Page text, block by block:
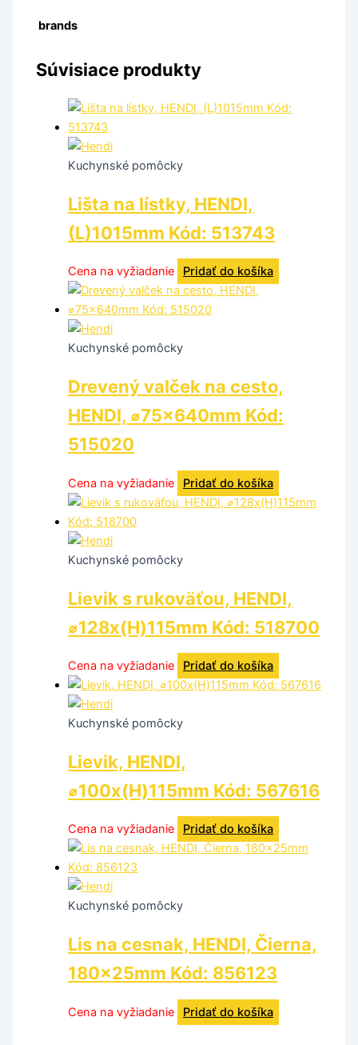
brands
Súvisiace produkty
Kuchynské pomôcky
Lišta na lístky, HENDI,
(L)1015mm Kód: 513743
Cena na vyžiadanie Pridať do košíka
Kuchynské pomôcky
Drevený valček na cesto,
HENDI, ⌀75x640mm Kód:
515020
Cena na vyžiadanie Pridať do košíka
Kuchynské pomôcky
Lievik s rukoväťou, HENDI,
⌀128x(H)115mm Kód: 518700
Cena na vyžiadanie Pridať do košíka
Kuchynské pomôcky
Lievik, HENDI,
⌀100x(H)115mm Kód: 567616
Cena na vyžiadanie Pridať do košíka
Kuchynské pomôcky
Lis na cesnak, HENDI, Čierna,
180x25mm Kód: 856123
Cena na vyžiadanie Pridať do košíka